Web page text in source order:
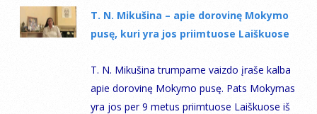
Т. N. Mikušina – apie dorovinę Mokymo
pusę, kuri yra jos priimtuose Laiškuose
Т. N. Mikušina trumpame vaizdo įraše kalba
apie dorovinę Mokymo pusę. Pats Mokymas
yra jos per 9 metus priimtuose Laiškuose iš